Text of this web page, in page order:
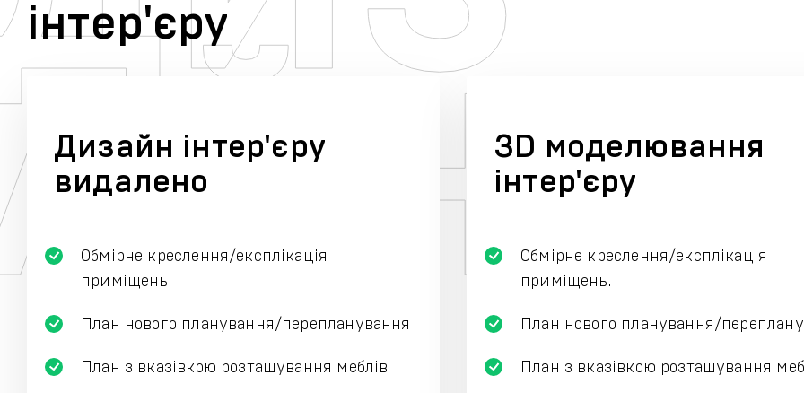
інтер'єру
Дизайн інтер'єру
видалено
Обмірне креслення/експлікація
приміщень.
План нового планування/перепланування
План з вказівкою розташування меблів
ЗD моделювання
інтер'єру
Обмірне креслення/експлікація
приміщень.
План нового планування/
План з вказівкою розташування